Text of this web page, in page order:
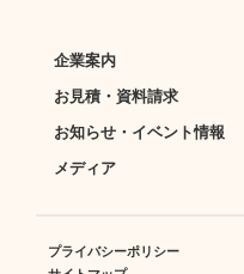
企業案内
お見積・資料請求
お知らせ・イベント情報
メディア
プライバシーポリシー